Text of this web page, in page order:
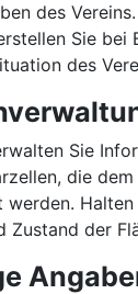
des
Sie bei
des
Sie
die
Zustand der